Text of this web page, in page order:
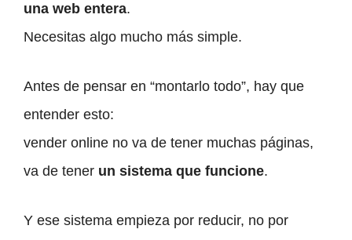
una web entera.
Necesitas algo mucho más simple.
Antes de pensar en “montarlo todo”, hay que
entender esto:
vender online no va de tener muchas páginas,
va de tener un sistema que funcione.
Y ese sistema empieza por reducir, no por